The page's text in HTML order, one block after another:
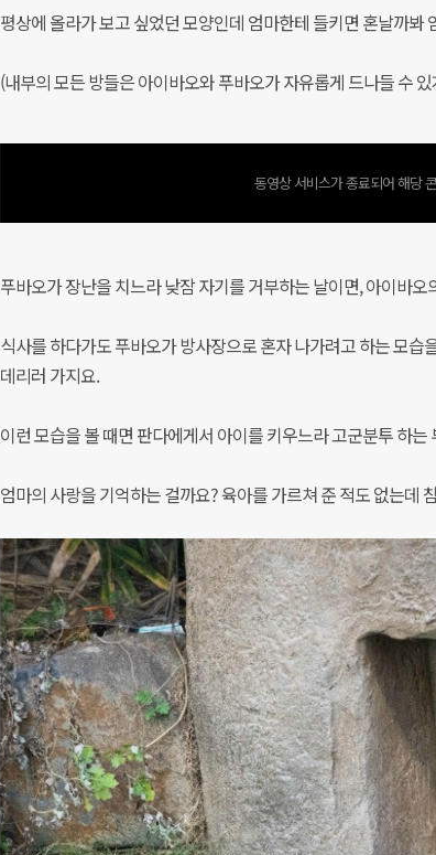
평상에 올라가 보고 싶었던 모양인데 엄마한테 들키면 혼날까봐
(내부의 모든 방들은 아이바오와 푸바오가 자유롭게 드나들 수
동영상 서비스가 종료되어 해당
푸바오가 장난을 치느라 낮잠 자기를 거부하는 날이면, 아이바
식사를 하다가도 푸바오가 방사장으로 혼자 나가려고 하는 모
데리러 가지요.
이런 모습을 볼 때면 판다에게서 아이를 키우느라 고군분투 하
엄마의 사랑을 기억하는 걸까요? 육아를 가르쳐 준 적도 없는데